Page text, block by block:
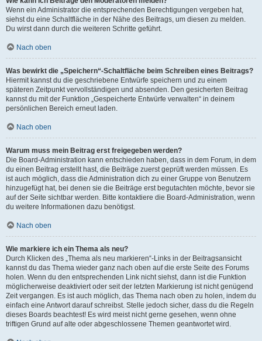
Wenn ein Administrator die entsprechenden Berechtigungen vergeben hat,
siehst du eine Schaltfläche in der Nähe des Beitrags, um diesen zu melden.
Du wirst dann durch die weiteren Schritte geführt.
Nach oben
Was bewirkt die „Speichern“-Schaltfläche beim Schreiben eines Beitrags?
Hiermit kannst du die geschriebene Entwürfe speichern und zu einem
späteren Zeitpunkt vervollständigen und absenden. Den gesicherten Beitrag
kannst du mit der Funktion „Gespeicherte Entwürfe verwalten“ in deinem
persönlichen Bereich erneut laden.
Nach oben
Warum muss mein Beitrag erst freigegeben werden?
Die Board-Administration kann entschieden haben, dass in dem Forum, in dem
du einen Beitrag erstellt hast, die Beiträge zuerst geprüft werden müssen. Es
ist auch möglich, dass die Administration dich zu einer Gruppe von Benutzern
hinzugefügt hat, bei denen sie die Beiträge erst begutachten möchte, bevor sie
auf der Seite sichtbar werden. Bitte kontaktiere die Board-Administration, wenn
du weitere Informationen dazu benötigst.
Nach oben
Wie markiere ich ein Thema als neu?
Durch Klicken des „Thema als neu markieren“-Links in der Beitragsansicht
kannst du das Thema wieder ganz nach oben auf die erste Seite des Forums
holen. Wenn du den entsprechenden Link nicht siehst, dann ist die Funktion
möglicherweise deaktiviert oder seit der letzten Markierung ist nicht genügend
Zeit vergangen. Es ist auch möglich, das Thema nach oben zu holen, indem du
einfach eine Antwort darauf schreibst. Stelle jedoch sicher, dass du die Regeln
dieses Boards beachtest! Es wird meist nicht gerne gesehen, wenn ohne
triftigen Grund auf alte oder abgeschlossene Themen geantwortet wird.